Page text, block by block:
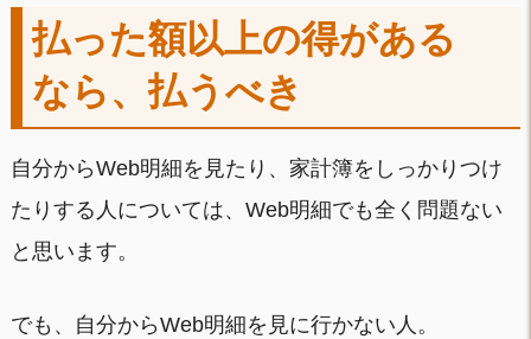
払った額以上の得がある
なら、払うべき
自分からWeb明細を見たり、家計簿をしっかりつけ
たりする人については、Web明細でも全く問題ない
と思います。
でも、自分からWeb明細を見に行かない人。